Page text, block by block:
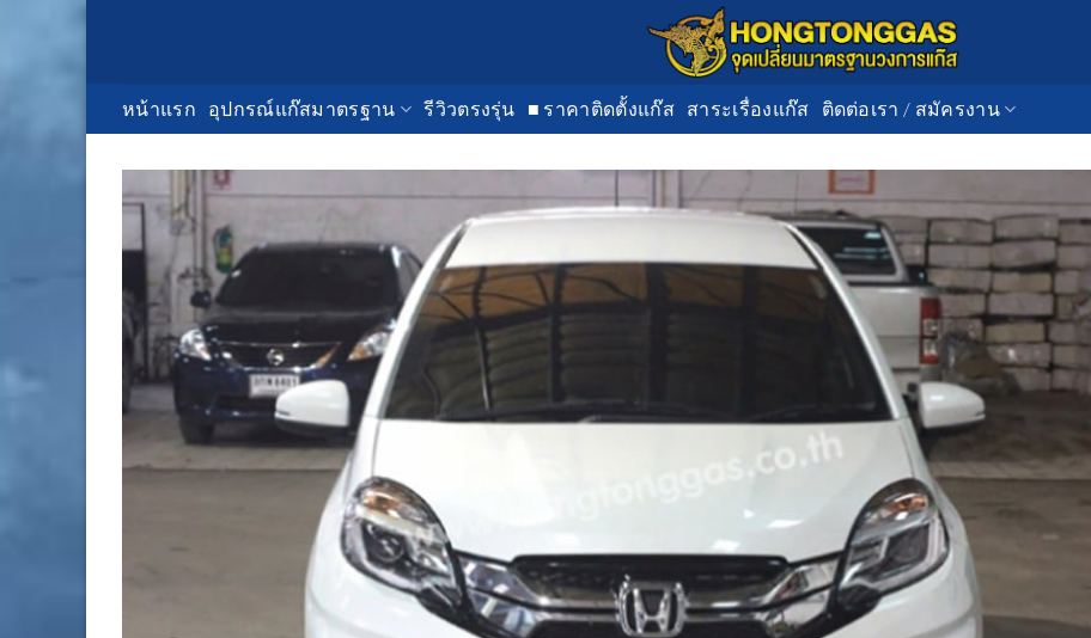
หน้าแรก
อุปกรณ์แก๊สมาตรฐาน รีวิวตรงรุ่น ■ ราคาติดตั้งแก๊ส สาระเรื่องแก๊ส ติดต่อเรา / สมัครงาน